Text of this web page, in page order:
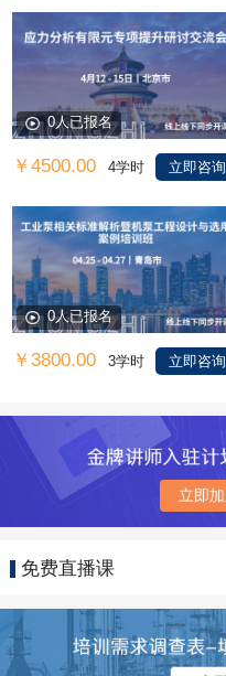
0人已报名
￥4500.00 4学时 立即咨询
0人已报名
￥3800.00 3学时 立即咨询
免费直播课